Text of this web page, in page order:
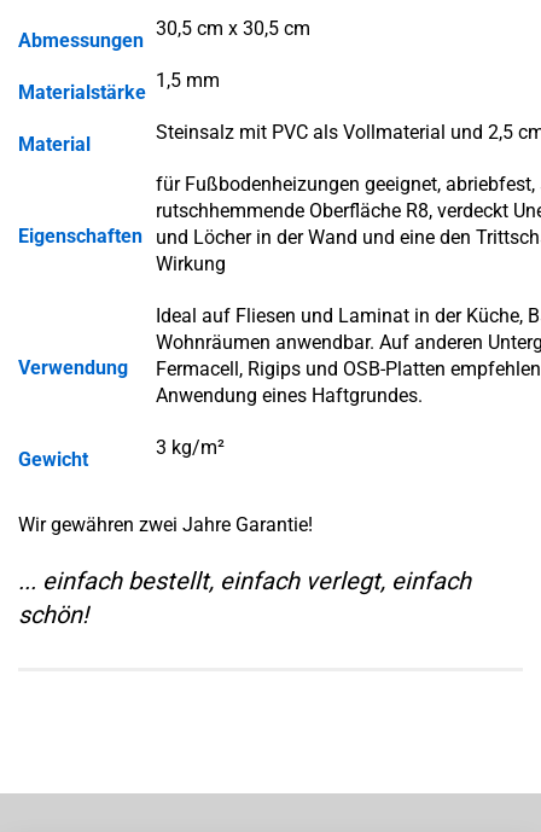
Abmessungen
30,5 cm x 30,5 cm
Materialstärke
1,5 mm
Material
Steinsalz mit PVC als Vollmaterial und 2,5
Eigenschaften
für Fußbodenheizungen geeignet,
rutschhemmende Oberfläche R8, verdeckt
und Löcher in der Wand und eine den
Wirkung
Verwendung
Ideal auf Fliesen und Laminat in der Küche,
Wohnräumen anwendbar. Auf anderen
Fermacell, Rigips und OSB-Platten
Anwendung eines Haftgrundes.
Gewicht
3 kg/m²
Wir gewähren zwei Jahre Garantie!
... einfach bestellt, einfach verlegt, einfach
schön!